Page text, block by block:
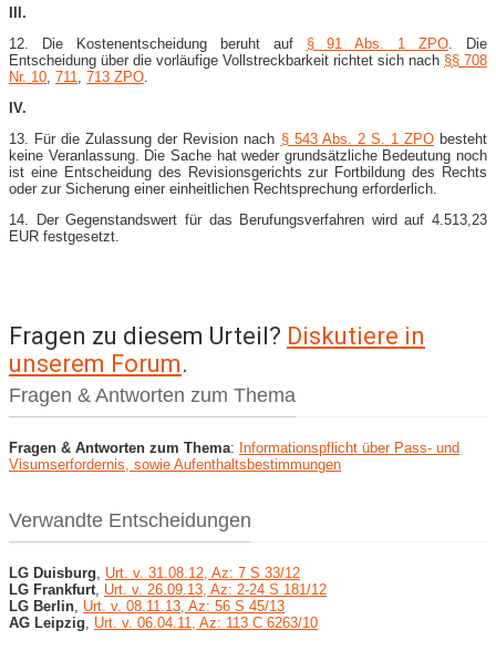
III.
12. Die Kostenentscheidung beruht auf § 91 Abs. 1 ZPO . Die
Entscheidung über die vorläufige Vollstreckbarkeit richtet sich nach §§ 708
Nr. 10 711 713 ZPO
IV.
13. Für die Zulassung der Revision nach § 543 Abs. 2 S. 1 ZPObesteht
keine Veranlassung. Die Sache hat weder grundsätzliche Bedeutung noch
ist eine Entscheidung des Revisionsgerichts zur Fortbildung des Rechts
oder zur Sicherung einer einheitlichen Rechtsprechung erforderlich.
14. Der Gegenstandswert für das Berufungsverfahren wird auf 4.513,23
EUR festgesetzt.
Fragen zu diesem Urteil? Diskutiere in
unserem Forum.
Fragen & Antworten zum Thema
Fragen & Antworten zum Thema: Informationspflicht über Pass- und
Visumserfordernis, sowie Aufenthaltsbestimmungen
Verwandte Entscheidungen
LG Duisburg
Urt. v. 31.08.12, Az: 7 S 33/12
LG Frankfurt Urt. v. 26.09.13, Az: 2-24 S 181/12
LG Berlin Urt. v. 08.11.13, Az: 56 S 45/13
AG Leipzig
Urt. v. 06.04.11, Az: 113 C 6263/10